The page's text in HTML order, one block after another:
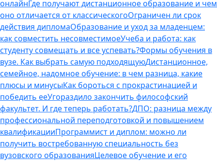
онлайнГде получают дистанционное образование и чем
оно отличается от классическогоОграничен ли срок
действия дипломаОбразование и уход за младенцем:
как совместить несовместимоеУчеба и работа: как
студенту совмещать и все успевать?Формы обучения в
вузе. Как выбрать самую подходящуюДистанционное,
семейное, надомное обучение: в чем разница, какие
плюсы и минусыКак бороться с прокрастинацией и
победить ееУгораздило закончить философский
факультет. И где теперь работать?ДПО: разница между
профессиональной переподготовкой и повышением
квалификацииПрограммист и диплом: можно ли
получить востребованную специальность без
вузовского образованияЦелевое обучение и его